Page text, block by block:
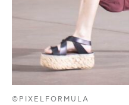
©PIXELFORMULA